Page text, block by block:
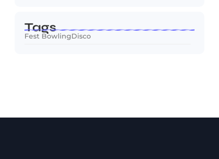
Tags
Fest BowlingDisco